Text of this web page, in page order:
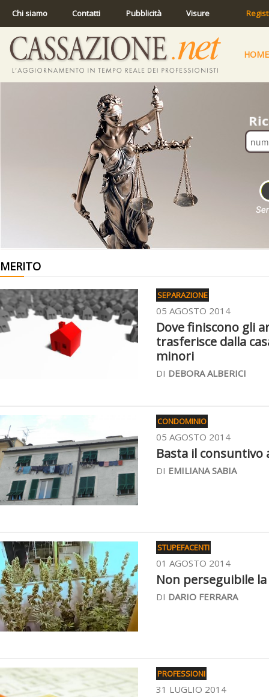
Chi siamo Contatti Pubblicità Visure
HOME
MERITO
SEPARAZIONE
05 AGOSTO 2014
Dove finiscono gli
trasferisce dalla
minori
DI DEBORA ALBERICI
CONDOMINIO
05 AGOSTO 2014
Basta il
DI EMILIANA SABIA
STUPEFACENTI
01 AGOSTO 2014
Non perseguibile
DI DARIO FERRARA
PROFESSIONI
31 LUGLIO 2014